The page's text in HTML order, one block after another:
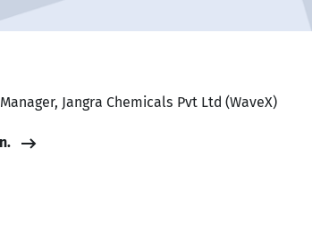
Jangra Chemicals Pvt Ltd (WaveX)